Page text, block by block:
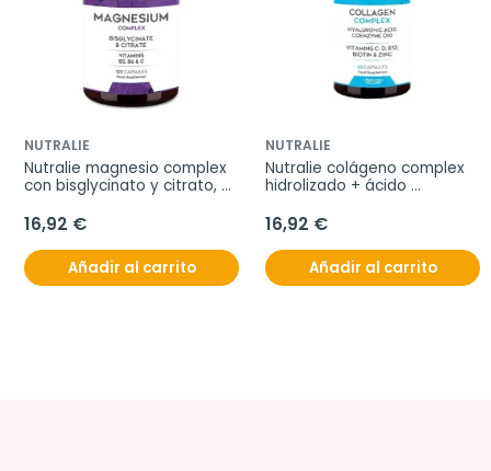
NUTRALIE
Nutralie magnesio complex
con bisglycinato y citrato,
16,92 €
Añadir al carrito
NUTRALIE
Nutralie colágeno complex
hidrolizado + ácido
16,92 €
Añadir al carrito